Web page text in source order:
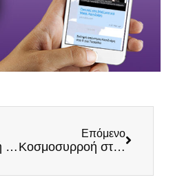
Νέα κυβερνητική πρόκληση: Η χώρα διαλύεται και οι υπουργοί του Μητσοτάκη ξοδεύουν κρατικό χρήμα για φωτογραφίσεις και δημόσιες σχέσεις
Επόμενο
Κοσμοσυρροή στις Εκδόσεις ΕΛΛΗΝΕΣ για το νέο βιβλίο του Ηλία Κασιδιάρη